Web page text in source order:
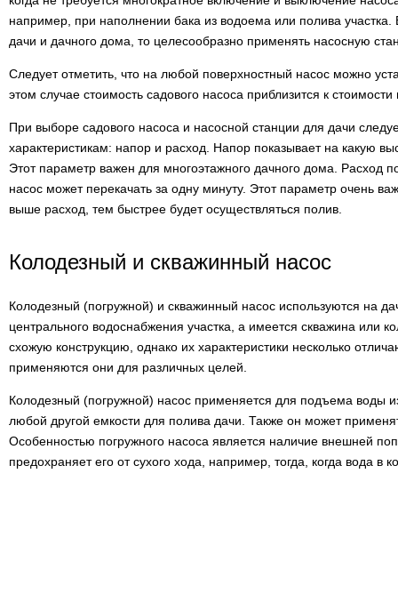
например, при наполнении бака из водоема или полива
дачи и дачного дома, то целесообразно применять насосную
Следует отметить, что на любой поверхностный насос можно
этом случае стоимость садового насоса приблизится к
При выборе садового насоса и насосной станции для дачи
характеристикам: напор и расход. Напор показывает на какую
Этот параметр важен для многоэтажного дачного дома. Расход
насос может перекачать за одну минуту. Этот параметр очень
выше расход, тем быстрее будет осуществляться полив.
Колодезный и скважинный насос
Колодезный (погружной) и скважинный насос используются на
центрального водоснабжения участка, а имеется скважина или
схожую конструкцию, однако их характеристики несколько
применяются они для различных целей.
Колодезный (погружной) насос применяется для подъема воды
любой другой емкости для полива дачи. Также он может
Особенностью погружного насоса является наличие внешней
предохраняет его от сухого хода, например, тогда, когда вода в